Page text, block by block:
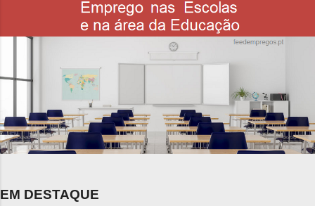
EM DESTAQUE